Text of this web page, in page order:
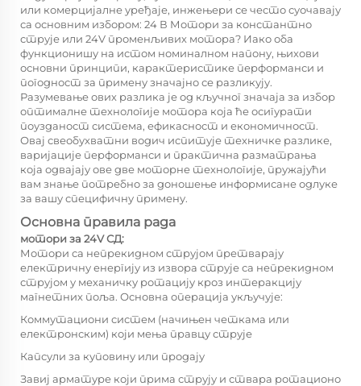
или комерцијалне уређаје, инжењери се често суочавају
са основним избором: 24 В Мотори за константно
струје или 24V променљивих мотора? Иако оба
функционишу на истом номиналном напону, њихови
основни принципи, карактеристике перформанси и
погодност за примену значајно се разликују.
Разумевање ових разлика је од кључног значаја за избор
оптималне технологије мотора која ће осигурати
поузданост система, ефикасност и економичност.
Овај свеобухватни водич испитује техничке разлике,
варијације перформанси и практична разматрања
која одвајају ове две моторне технологије, пружајући
вам знање потребно за доношење информисане одлуке
за вашу специфичну примену.
Основна правила рада
мотори за 24V СД:
Мотори са непрекидном струјом претварају
електричну енергију из извора струје са непрекидном
струјом у механичку ротацију кроз интеракцију
магнетних поља. Основна операција укључује:
Коммутациони систем (начињен четкама или
електронским) који мења правцу струје
Капсули за куповину или продају
Завиј арматуре који прима струју и ствара ротационо